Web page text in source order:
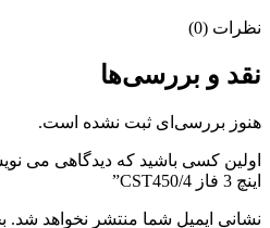
نظرات (0)
نقد و بررسی‌ها
هنوز بررسی‌ای ثبت نشده است.
اولین کسی باشید که دیدگاهی می
اینچ 3 فاز CST450/4”
نشانی ایمیل شما منتشر نخواهد شد.